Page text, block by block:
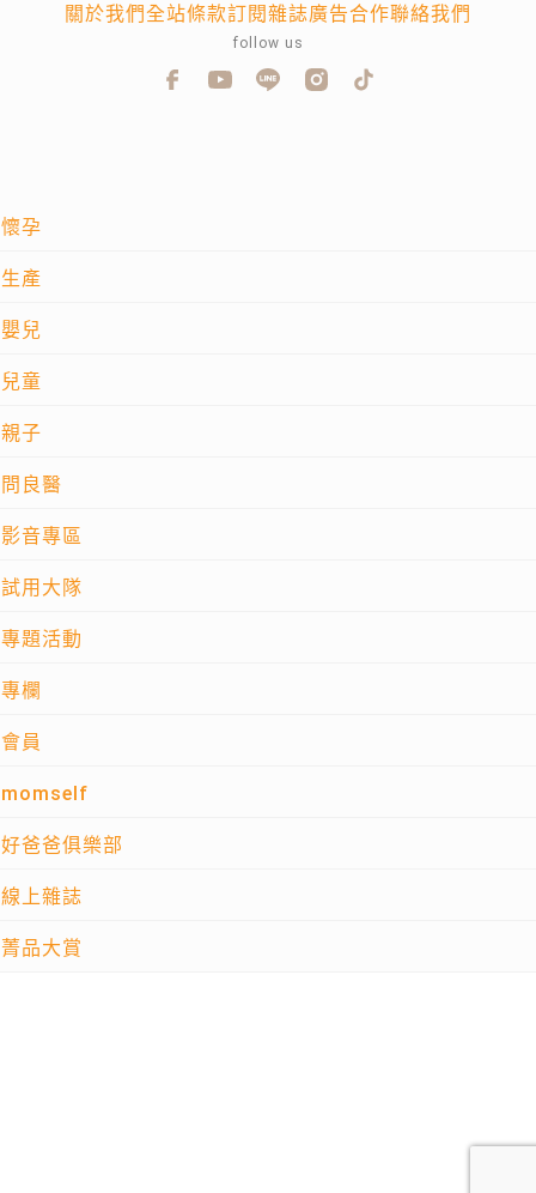
懷孕
生產
嬰兒
兒童
親子
問良醫
影音專區
試用大隊
專題活動
專欄
會員
momself
好爸爸俱樂部
線上雜誌
菁品大賞
關於我們全站條款訂閱雜誌廣告合作聯絡我們
follow us